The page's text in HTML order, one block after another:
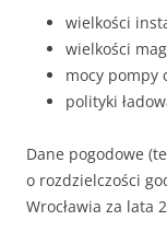
wielkości
wielkości
mocy pompy
polityki
Dane pogodowe
o rozdzielczości
Wrocławia za lata